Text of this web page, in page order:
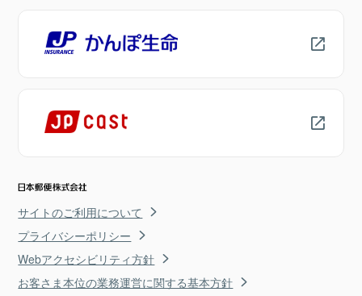
サイトのご利用について
プライバシーポリシー
Webアクセシビリティ方針
お客さま本位の業務運営に関する基本方針